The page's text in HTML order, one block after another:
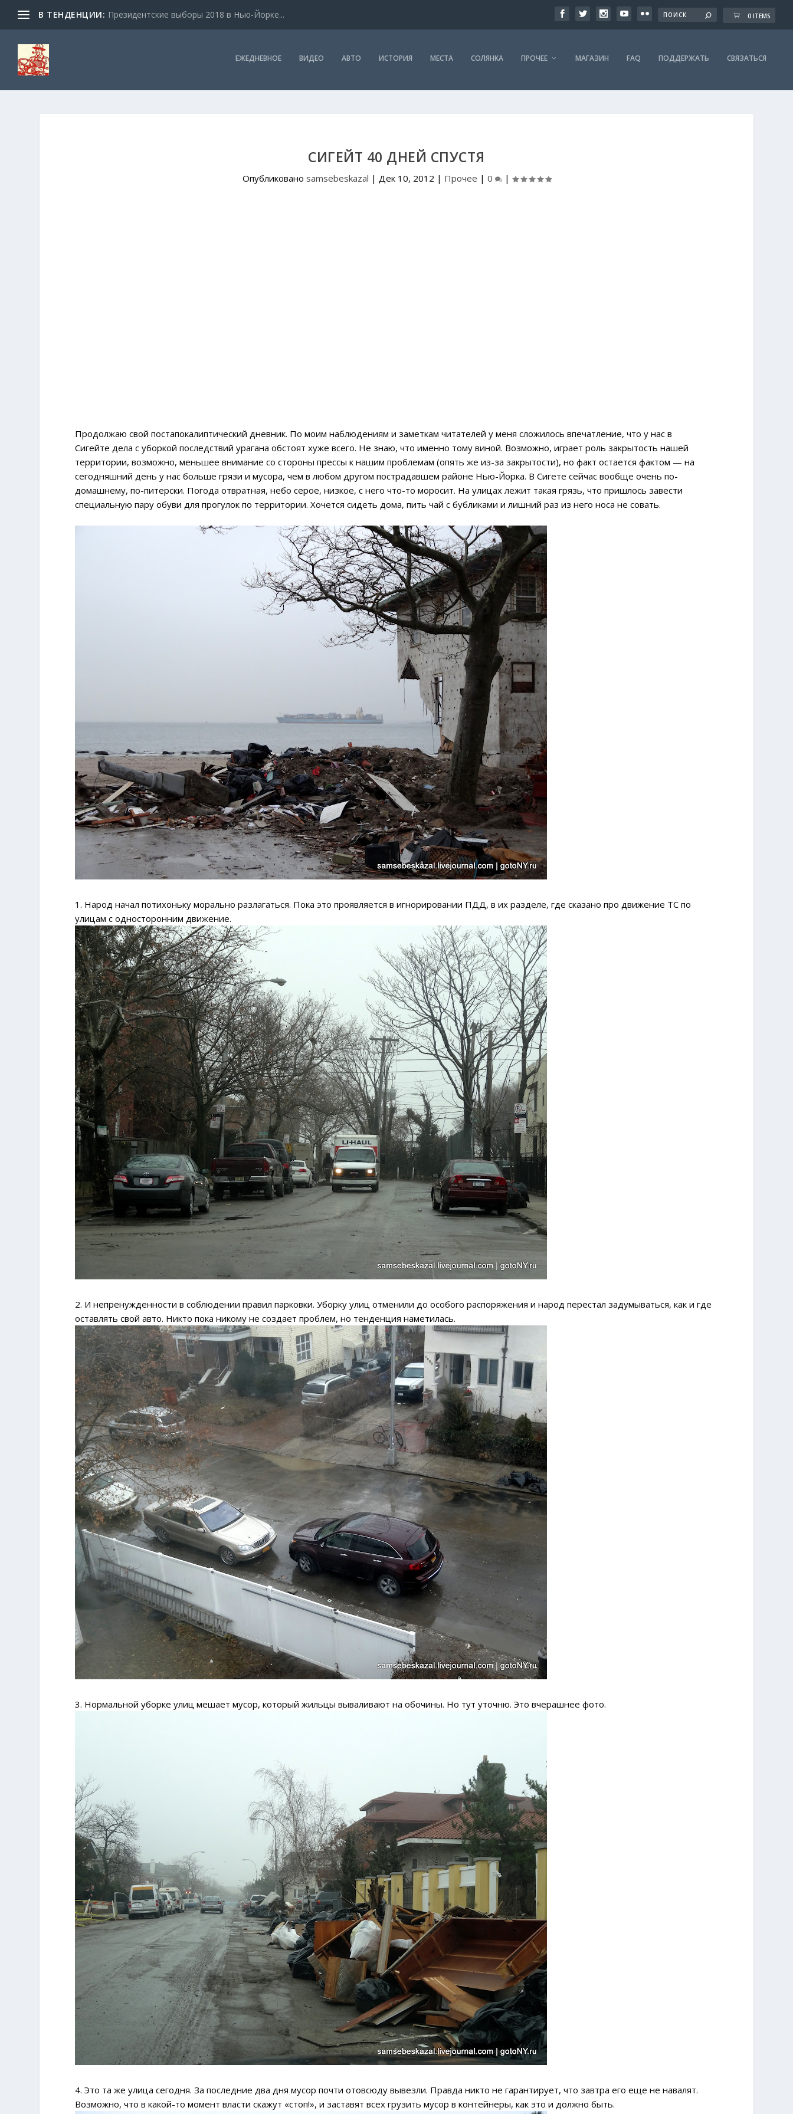
В ТЕНДЕНЦИИ: Президентские выборы 2018 в Нью-Йорке... 0 ITEMS
ЕЖЕДНЕВНОЕ ВИДЕО АВТО ИСТОРИЯ МЕСТА СОЛЯНКА ПРОЧЕЕ МАГАЗИН FAQ ПОДДЕРЖАТЬ СВЯЗАТЬСЯ
СИГЕЙТ 40 ДНЕЙ СПУСТЯ
Опубликовано samsebeskazal | Дек 10, 2012 | Прочее | 0 |
Продолжаю свой постапокалиптический дневник. По моим наблюдениям и заметкам читателей у меня сложилось впечатление, что у нас в
Сигейте дела с уборкой последствий урагана обстоят хуже всего. Не знаю, что именно тому виной. Возможно, играет роль закрытость нашей
территории, возможно, меньшее внимание со стороны прессы к нашим проблемам (опять же из-за закрытости), но факт остается фактом — на
сегодняшний день у нас больше грязи и мусора, чем в любом другом пострадавшем районе Нью-Йорка. В Сигете сейчас вообще очень по-
домашнему, по-питерски. Погода отвратная, небо серое, низкое, с него что-то моросит. На улицах лежит такая грязь, что пришлось завести
специальную пару обуви для прогулок по территории. Хочется сидеть дома, пить чай с бубликами и лишний раз из него носа не совать.
1. Народ начал потихоньку морально разлагаться. Пока это проявляется в игнорировании ПДД, в их разделе, где сказано про движение ТС по
улицам с односторонним движение.
2. И непренужденности в соблюдении правил парковки. Уборку улиц отменили до особого распоряжения и народ перестал задумываться, как и где
оставлять свой авто. Никто пока никому не создает проблем, но тенденция наметилась.
3. Нормальной уборке улиц мешает мусор, который жильцы вываливают на обочины. Но тут уточню. Это вчерашнее фото.
4. Это та же улица сегодня. За последние два дня мусор почти отовсюду вывезли. Правда никто не гарантирует, что завтра его еще не навалят.
Возможно, что в какой-то момент власти скажут «стоп!», и заставят всех грузить мусор в контейнеры, как это и должно быть.